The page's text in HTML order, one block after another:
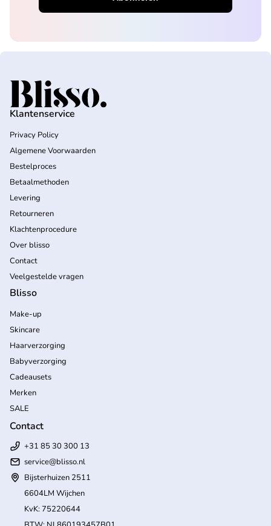
Home
Klantenservice
Privacy Policy
Algemene Voorwaarden
Bestelproces
Betaalmethoden
Levering
Retourneren
Klachtenprocedure
Over blisso
Contact
Veelgestelde vragen
Blisso
Make-up
Skincare
Haarverzorging
Babyverzorging
Cadeausets
Merken
SALE
Contact
+31 85 30 300 13
service@blisso.nl
Bijsterhuizen 2511
6604LM Wijchen
KvK: 75220644